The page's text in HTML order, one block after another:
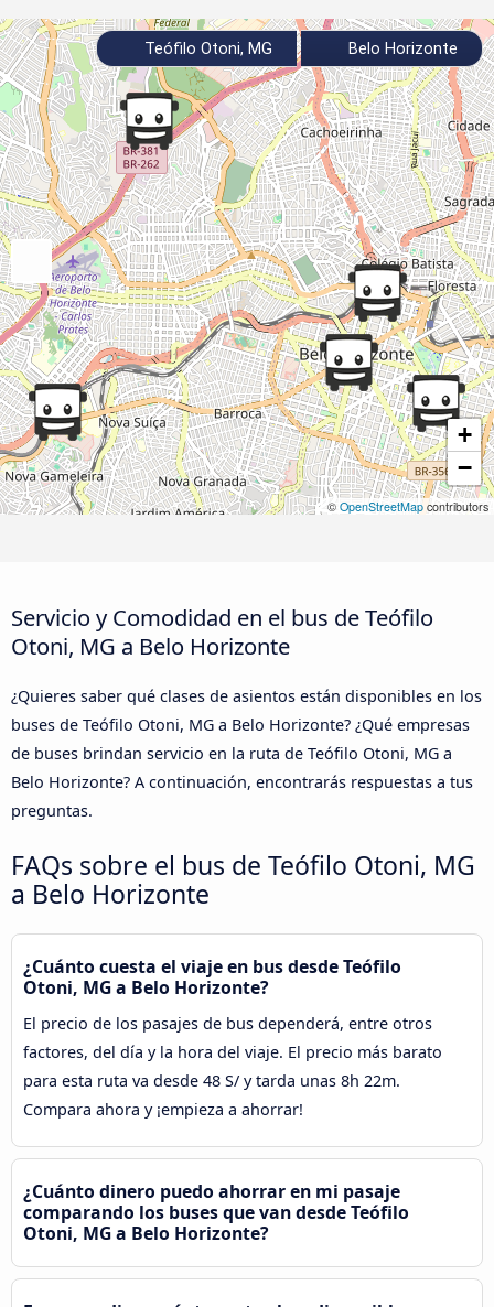
+
−
© OpenStreetMap contributors
Teófilo Otoni, MG Belo Horizonte
Servicio y Comodidad en el bus de Teófilo
Otoni, MG a Belo Horizonte
¿Quieres saber qué clases de asientos están disponibles en los
buses de Teófilo Otoni, MG a Belo Horizonte? ¿Qué empresas
de buses brindan servicio en la ruta de Teófilo Otoni, MG a
Belo Horizonte? A continuación, encontrarás respuestas a tus
preguntas.
FAQs sobre el bus de Teófilo Otoni, MG
a Belo Horizonte
¿Cuánto cuesta el viaje en bus desde Teófilo
Otoni, MG a Belo Horizonte?
El precio de los pasajes de bus dependerá, entre otros
factores, del día y la hora del viaje. El precio más barato
para esta ruta va desde 48 S/ y tarda unas 8h 22m.
Compara ahora y ¡empieza a ahorrar!
¿Cuánto dinero puedo ahorrar en mi pasaje
comparando los buses que van desde Teófilo
Otoni, MG a Belo Horizonte?